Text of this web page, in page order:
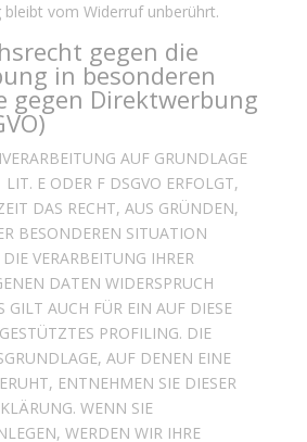
vom Widerruf unberührt.
gegen die
in besonderen
gegen Direktwerbung
AUF GRUNDLAGE
E ODER F DSGVO ERFOLGT,
DAS RECHT, AUS GRÜNDEN,
BESONDEREN SITUATION
VERARBEITUNG IHRER
DATEN WIDERSPRUCH
GILT AUCH FÜR EIN AUF DIESE
PROFILING. DIE
AUF DENEN EINE
ENTNEHMEN SIE DIESER
WENN SIE
WERDEN WIR IHRE